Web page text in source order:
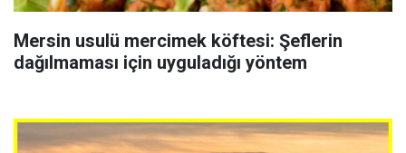
Mersin usulü mercimek köftesi: Şeflerin
dağılmaması için uyguladığı yöntem